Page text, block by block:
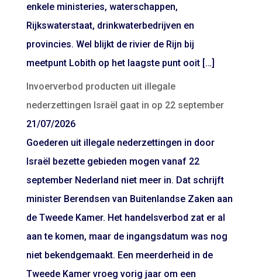
enkele ministeries, waterschappen,
Rijkswaterstaat, drinkwaterbedrijven en
provincies. Wel blijkt de rivier de Rijn bij
meetpunt Lobith op het laagste punt ooit […]
Invoerverbod producten uit illegale
nederzettingen Israël gaat in op 22 september
21/07/2026
Goederen uit illegale nederzettingen in door
Israël bezette gebieden mogen vanaf 22
september Nederland niet meer in. Dat schrijft
minister Berendsen van Buitenlandse Zaken aan
de Tweede Kamer. Het handelsverbod zat er al
aan te komen, maar de ingangsdatum was nog
niet bekendgemaakt. Een meerderheid in de
Tweede Kamer vroeg vorig jaar om een